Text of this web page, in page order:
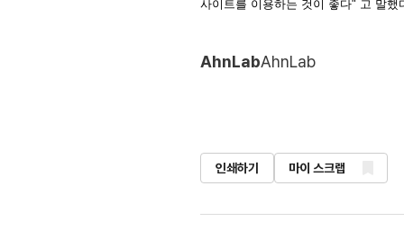
사이트를 이용하는 것이 좋다" 고 말했
AhnLabAhnLab
인쇄하기 마이 스크랩